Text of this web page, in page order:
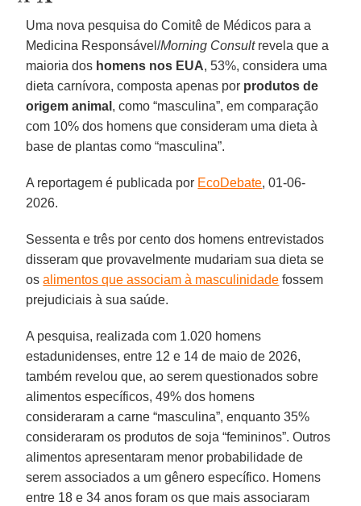
Uma nova pesquisa do Comitê de Médicos para a
Medicina Responsável/Morning Consultrevela que a
maioria dos homens nos EUA, 53%, considera uma
dieta carnívora, composta apenas por produtos de
origem animal , como “masculina”, em comparação
com 10% dos homens que consideram uma dieta à
base de plantas como “masculina”.
A reportagem é publicada por EcoDebate, 01-06-
2026.
Sessenta e três por cento dos homens entrevistados
disseram que provavelmente mudariam sua dieta se
osalimentos que associam à masculinidade fossem
prejudiciais à sua saúde.
A pesquisa, realizada com 1.020 homens
estadunidenses, entre 12 e 14 de maio de 2026,
também revelou que, ao serem questionados sobre
alimentos específicos, 49% dos homens
consideraram a carne “masculina”, enquanto 35%
consideraram os produtos de soja “femininos”. Outros
alimentos apresentaram menor probabilidade de
serem associados a um gênero específico. Homens
entre 18 e 34 anos foram os que mais associaram